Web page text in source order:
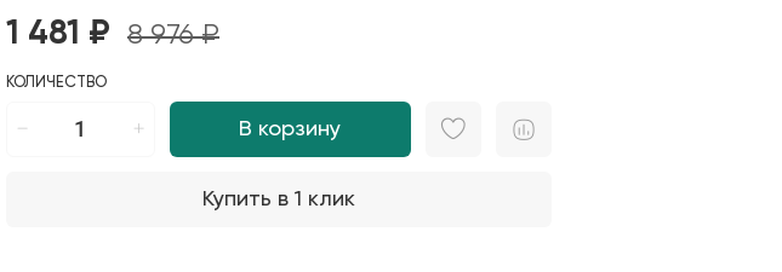
1 481 ₽ 8 976 ₽
КОЛИЧЕСТВО
В корзину
Купить в 1 клик